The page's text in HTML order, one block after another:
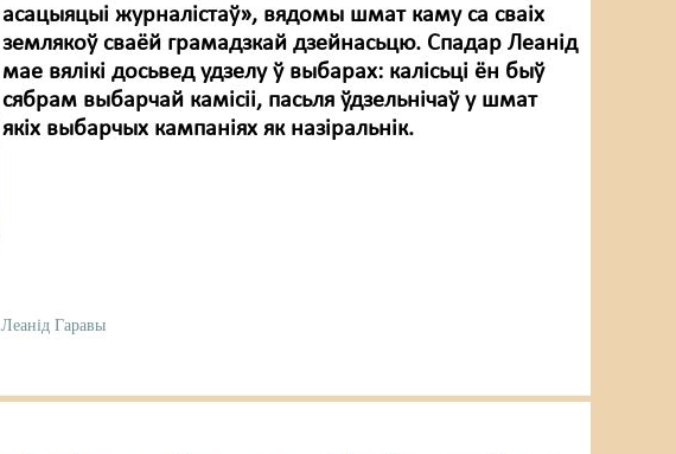
асацыяцыі журналістаў», вядомы шмат каму са сваіх
землякоў сваёй грамадзкай дзейнасьцю. Спадар Леанід
мае вялікі досьвед удзелу ў выбарах: калісьці ён быў
сябрам выбарчай камісіі, пасьля ўдзельнічаў у шмат
якіх выбарчых кампаніях як назіральнік.
Леанід Гаравы